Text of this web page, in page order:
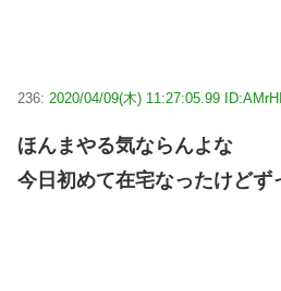
236: 2020/04/09(木) 11:27:05.99
ほんまやる気ならんよな
今日初めて在宅なったけどず